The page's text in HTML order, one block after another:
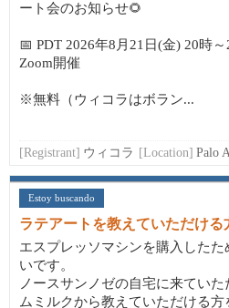
ート会のお知らせ🌻
📅 PDT 2026年8月21日(金) 20時
Zoom開催
※無料（ウィコラはボラン...
[Registrant] ウィコラ [Location] Palo
Estoy buscando
ラテアートを教えていただける
エスプレッソマシンを購入した
いです。
ノースサンノゼの自宅に来てい
ムミルクから教えていただける